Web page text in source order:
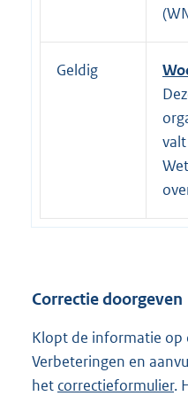
i
n
k
:
Geldig
E
x
t
e
r
n
e
k
:
Correctie doorgeven
Klopt de informatie op
Verbeteringen en
het correctieformulier.